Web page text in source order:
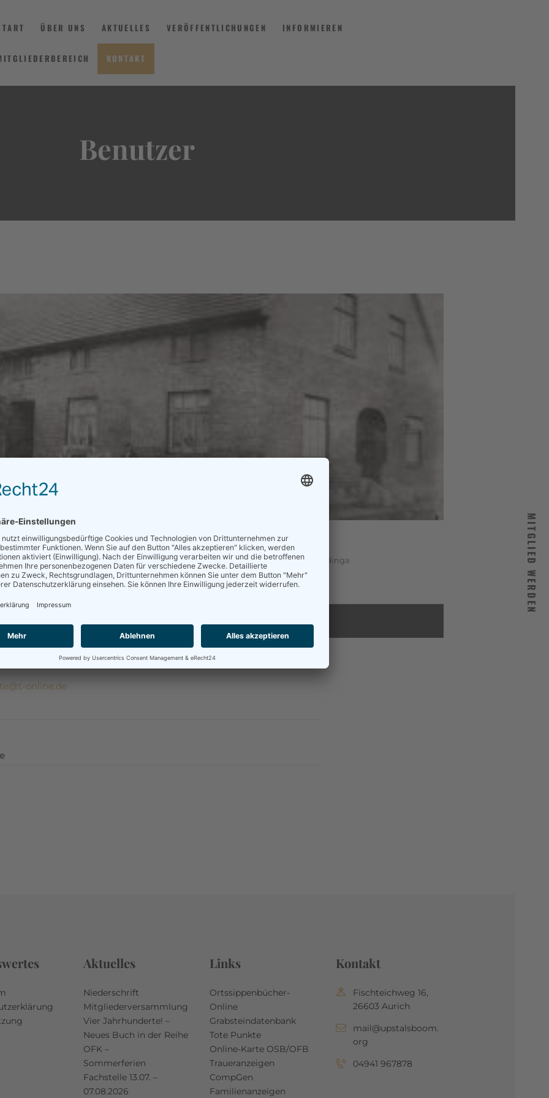
ÜBER UNS AKTUELLES VERÖFFENTLICHUNGEN INFORMIEREN
KONTAKT
Benutzer
INFORMIEREN
Visser
der Namen: Hinrichs, Bünting, de Vries und Visser, Heberling, Kurre, Heddinga
Angerstein, Ardorf, Dunum, Emden, Hinte, Uttum----
Hilfe für Anfänger in der Familienforschung!
online.de
Aktuelles
Niederschrift
Mitgliederversammlung
Vier Jahrhunderte! –
Neues Buch in der Reihe
OFK –
Sommerferien
Fachstelle 13.07. –
07.08.2026
Links
Ortssippenbücher-
Online
Grabsteindatenbank
Tote Punkte
Online-Karte OSB/OFB
Traueranzeigen
CompGen
Familienanzeigen
Kontakt
Fischteichweg 16,
26603 Aurich
mail@upstalsboom.
org
04941 967878
MITGLIED WERDEN